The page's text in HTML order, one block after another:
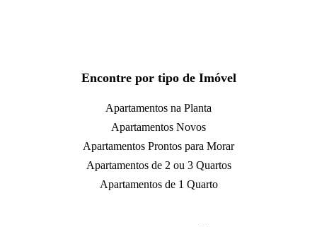
Encontre por tipo de Imóvel
Apartamentos na Planta
Apartamentos Novos
Apartamentos Prontos para Morar
Apartamentos de 2 ou 3 Quartos
Apartamentos de 1 Quarto